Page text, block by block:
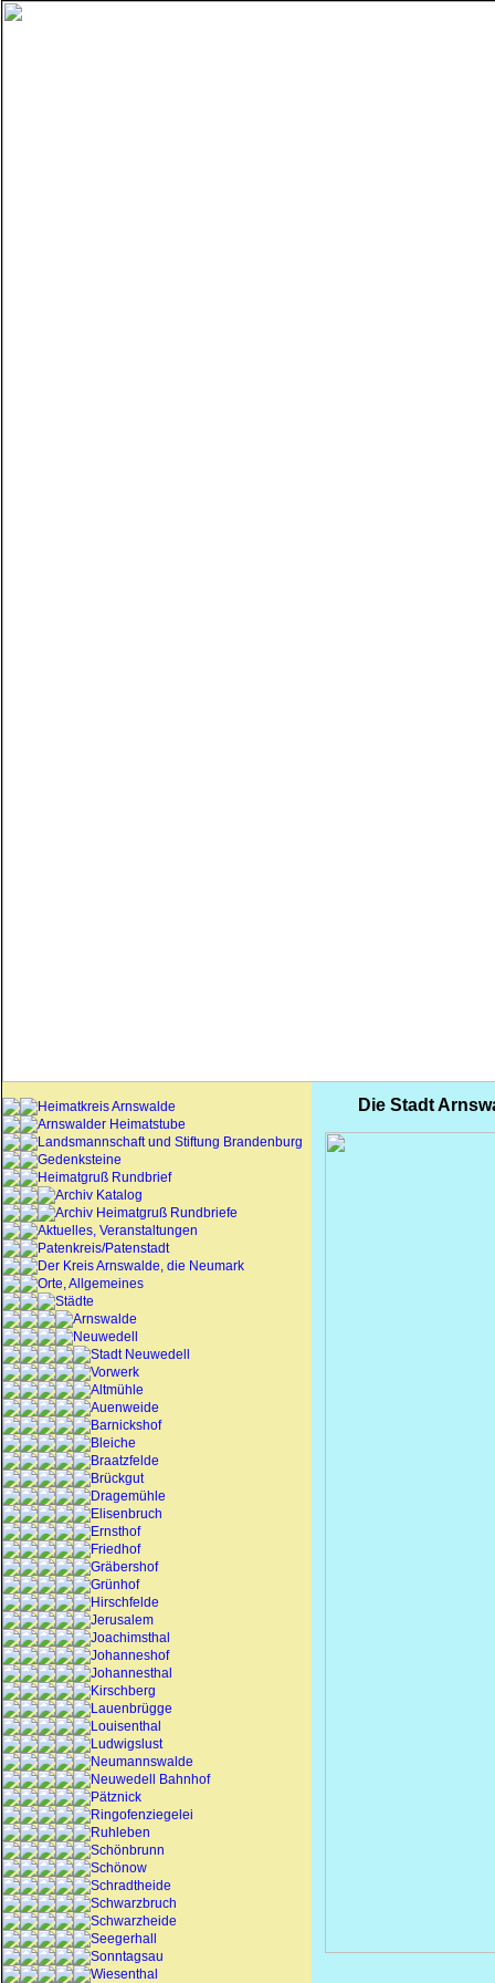
Heimatkreis Arnswalde
Arnswalder Heimatstube
Landsmannschaft und Stiftung Brandenburg
Gedenksteine
Heimatgruß Rundbrief
Archiv Katalog
Archiv Heimatgruß Rundbriefe
Aktuelles, Veranstaltungen
Patenkreis/Patenstadt
Der Kreis Arnswalde, die Neumark
Orte, Allgemeines
Städte
Arnswalde
Neuwedell
Stadt Neuwedell
Vorwerk
Altmühle
Auenweide
Barnickshof
Bleiche
Braatzfelde
Brückgut
Dragemühle
Elisenbruch
Ernsthof
Friedhof
Gräbershof
Grünhof
Hirschfelde
Jerusalem
Joachimsthal
Johanneshof
Johannesthal
Kirschberg
Lauenbrügge
Louisenthal
Ludwigslust
Neumannswalde
Neuwedell Bahnhof
Pätznick
Ringofenziegelei
Ruhleben
Schönbrunn
Schönow
Schradtheide
Schwarzbruch
Schwarzheide
Seegerhall
Sonntagsau
Wiesenthal
Die Stadt